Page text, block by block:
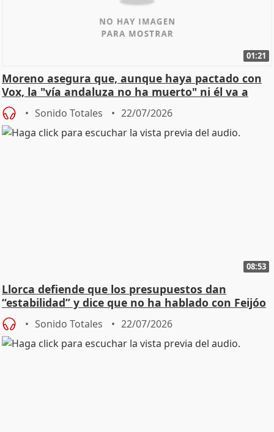
01:21
Moreno asegura que, aunque haya pactado con
Vox, la "vía andaluza no ha muerto" ni él va a
"cambiar"
Sonido Totales 22/07/2026
08:53
Llorca defiende que los presupuestos dan
“estabilidad” y dice que no ha hablado con Feijóo
Sonido Totales 22/07/2026